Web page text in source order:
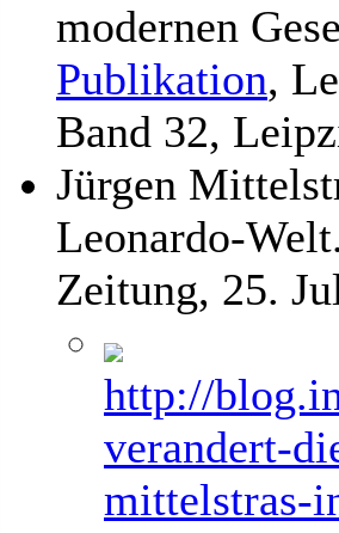
modernen
Publikation,
Band 32,
Jürgen
Leonardo-
Zeitung, 25.
http://
verandert-
mittelstras-